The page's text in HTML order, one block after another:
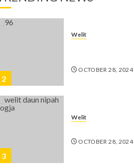
2
Welit
OCTOBER 28, 2024
3
Welit
OCTOBER 28, 2024